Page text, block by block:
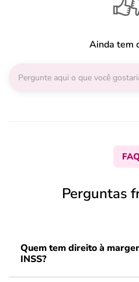
Ainda tem
Perguntas
Quem tem direito à
INSS?